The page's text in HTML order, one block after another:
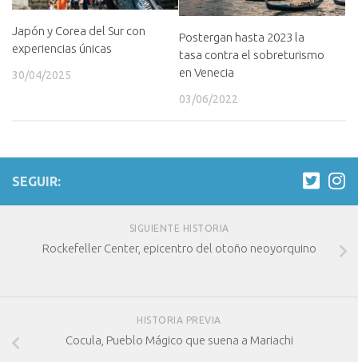
Japón y Corea del Sur con
experiencias únicas
30/04/2025
Postergan hasta 2023 la
tasa contra el sobreturismo
en Venecia
03/06/2022
SEGUIR:
SIGUIENTE HISTORIA
Rockefeller Center, epicentro del otoño neoyorquino
HISTORIA PREVIA
Cocula, Pueblo Mágico que suena a Mariachi